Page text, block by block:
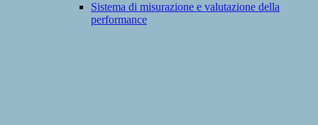
Sistema di misurazione e valutazione della
performance